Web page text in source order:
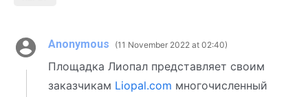
Anonymous 11 November 2022 at 02:40
Площадка Лиопал представляет своим
заказчикам Liopal.com многочисленный